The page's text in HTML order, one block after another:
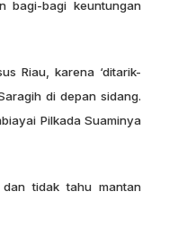
bagi-bagi keuntungan
Riau, karena ‘ditarik-
di depan sidang.
Pilkada Suaminya
tidak tahu mantan